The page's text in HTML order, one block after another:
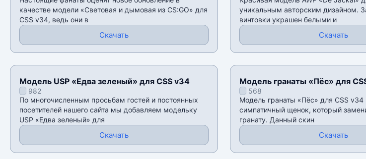
качестве модели «Световая и дымовая из CS:GO» для
CSS v34, ведь они в
Скачать
уникальным авторским дизайном.
винтовки украшен белыми и
Скачать
Модель USP «Едва зеленый» для CSS v34
982
По многочисленным просьбам гостей и постоянных
посетителей нашего сайта мы добавляем модельку
USP «Едва зеленый» для
Скачать
Модель гранаты «Пёс» для
568
Модель гранаты «Пёс» для CSS v34
симпатичный щенок, который
гранату. Данный скин
Скачать